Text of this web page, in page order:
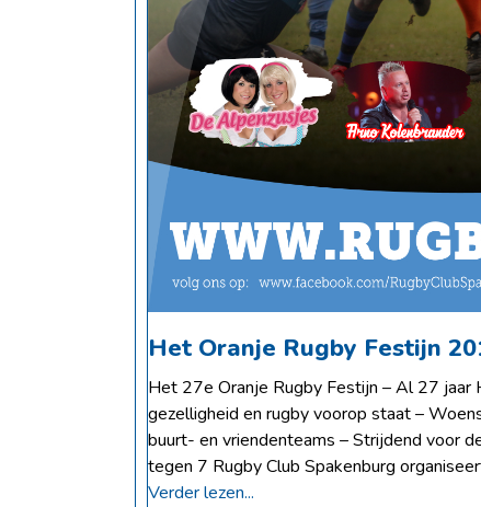
Het Oranje Rugby Festijn
Het 27e Oranje Rugby Festijn – Al 27 jaar
gezelligheid en rugby voorop staat –
buurt- en vriendenteams – Strijdend voor
tegen 7 Rugby Club Spakenburg
Verder lezen...